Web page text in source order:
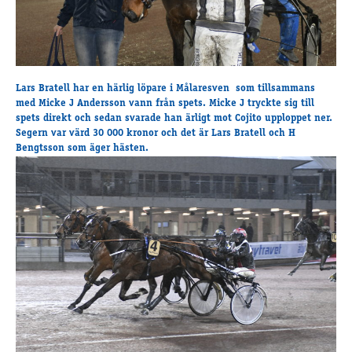
Travkonferens
Exponering & värdskap
Aktiviteter
Hört och hänt
Tävling
Tävlingsserier
Träning och provlopp
Aktiva
Månadens hästägare 2026
Månadens B-tränare 2026
Euro Classic Trot
Andelshästar
Åby Stora Pris 2026
Supertorsdag för företag
Lars Bratell har en härlig löpare i Målaresven som tillsammans
med Micke J Andersson vann från spets. Micke J tryckte sig till
spets direkt och sedan svarade han ärligt mot Cojito upploppet ner.
Segern var värd 30 000 kronor och det är Lars Bratell och H
Bengtsson som äger hästen.